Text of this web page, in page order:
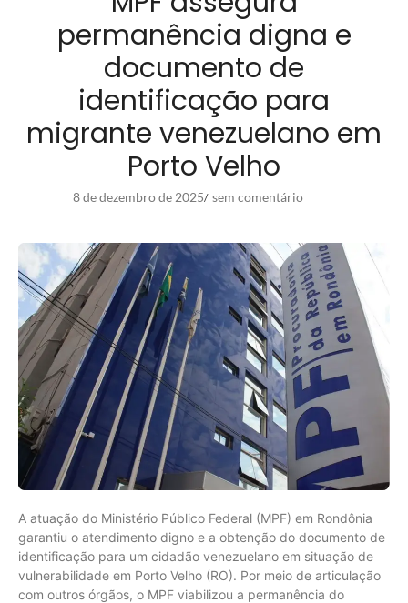
permanência digna e
documento de
identificação para
migrante venezuelano em
Porto Velho
8 de dezembro de 2025/ sem comentário
A atuação do Ministério Público Federal (MPF) em Rondônia
garantiu o atendimento digno e a obtenção do documento de
identificação para um cidadão venezuelano em situação de
vulnerabilidade em Porto Velho (RO). Por meio de articulação
com outros órgãos, o MPF viabilizou a permanência do